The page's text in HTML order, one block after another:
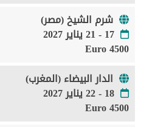
شرم الشيخ (مصر)
17 - 21 يناير 2027
4500 Euro
الدار البيضاء (المغرب)
18 - 22 يناير 2027
4500 Euro